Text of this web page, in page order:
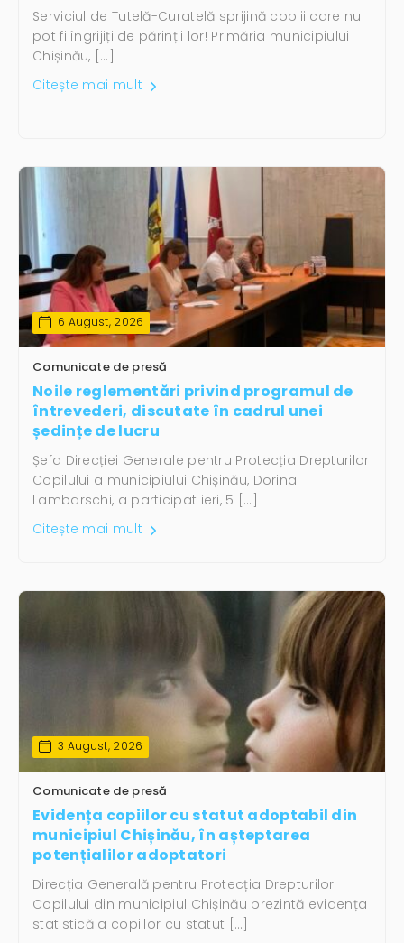
Serviciul de Tutelă-Curatelă sprijină copiii care nu
pot fi îngrijiți de părinții lor! Primăria municipiului
Chișinău, […]
Citește mai mult
6 August, 2026
Comunicate de presă
Noile reglementări privind programul de
întrevederi, discutate în cadrul unei
ședințe de lucru
Șefa Direcției Generale pentru Protecția Drepturilor
Copilului a municipiului Chișinău, Dorina
Lambarschi, a participat ieri, 5 […]
Citește mai mult
3 August, 2026
Comunicate de presă
Evidența copiilor cu statut adoptabil din
municipiul Chișinău, în așteptarea
potențialilor adoptatori
Direcția Generală pentru Protecția Drepturilor
Copilului din municipiul Chișinău prezintă evidența
statistică a copiilor cu statut […]